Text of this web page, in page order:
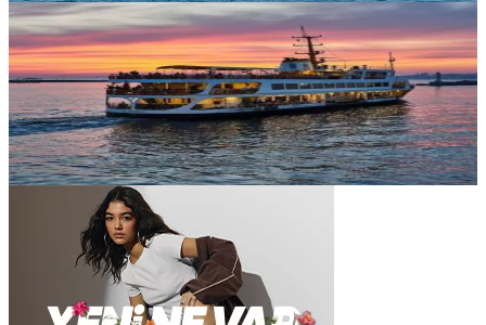
Festival
Kadıköy (Eski) iskelesi
8 Ağustos 17:30
Şehir Hatları Mehtap Turu (Her Cumartesi)
Şehir Hatları Mehtap Turu, Boğaz'da canlı müzik eşliğinde
cumartesi akşamlarına özel nostaljik bir vapur yolculuğu sunuyor.
SATIN AL